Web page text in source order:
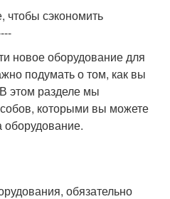
чтобы сэкономить
новое оборудование для
подумать о том, как вы
этом разделе мы
которыми вы можете
оборудование.
обязательно